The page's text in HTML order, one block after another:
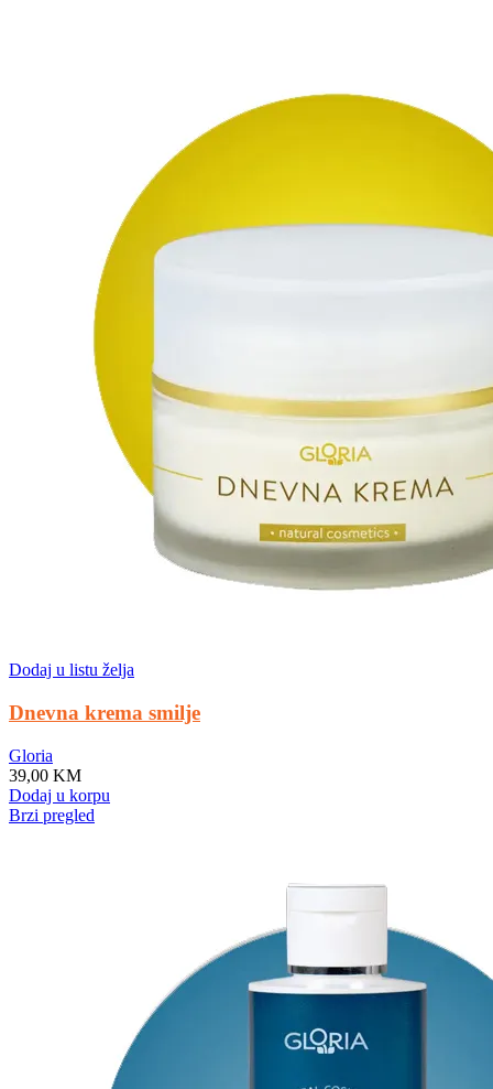
Dodaj u listu želja
Dnevna krema smilje
Gloria
39,00 KM
Dodaj u korpu
Brzi pregled